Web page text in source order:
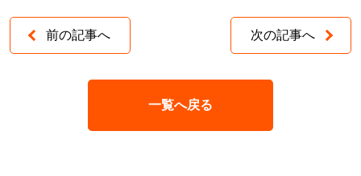
前の記事へ 次の記事へ
一覧へ戻る